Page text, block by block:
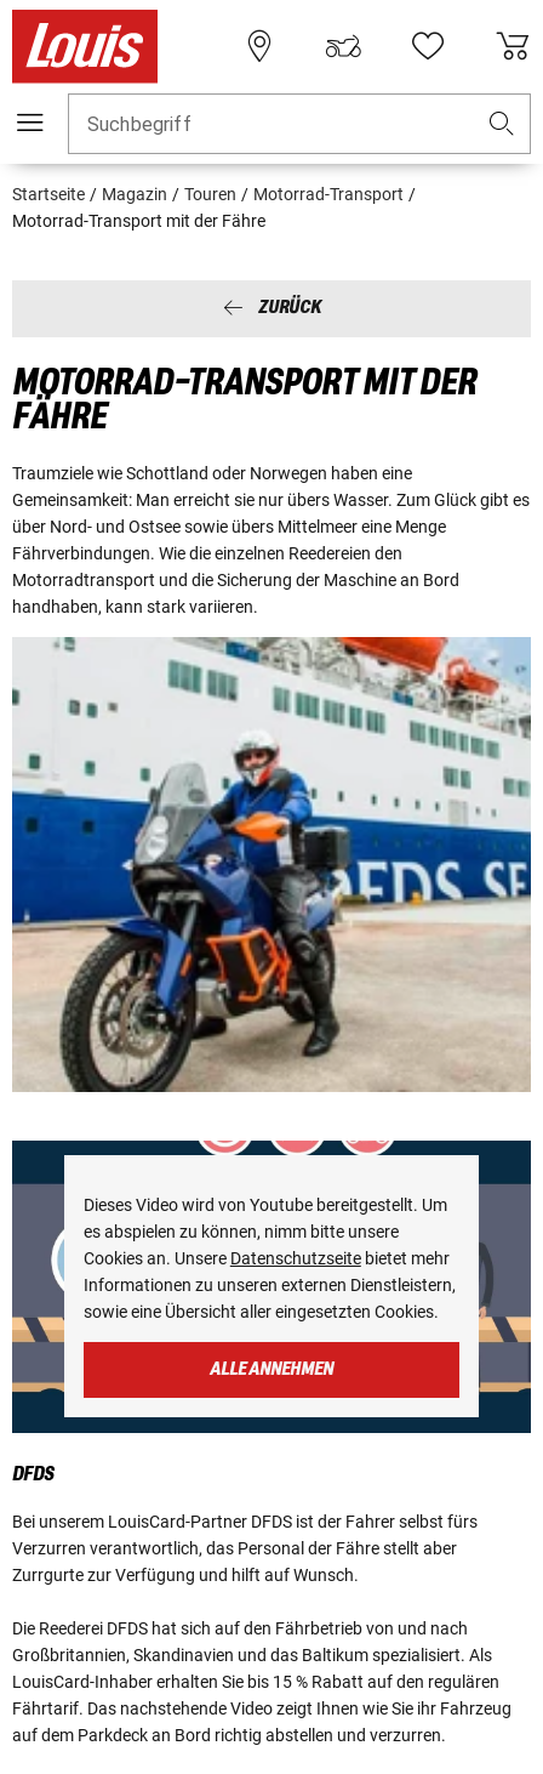
Suchbegriff
Startseite Magazin Touren
Motorrad-Transport
Motorrad-Transport mit der Fähre
ZURÜCK
MOTORRAD-TRANSPORT MIT DER
FÄHRE
Traumziele wie Schottland oder Norwegen haben eine
Gemeinsamkeit: Man erreicht sie nur übers Wasser. Zum Glück gibt es
über Nord- und Ostsee sowie übers Mittelmeer eine Menge
Fährverbindungen. Wie die einzelnen Reedereien den
Motorradtransport und die Sicherung der Maschine an Bord
handhaben, kann stark variieren.
Dieses Video wird von Youtube bereitgestellt. Um
es abspielen zu können, nimm bitte unsere
Cookies an. Unsere Datenschutzseitebietet mehr
Informationen zu unseren externen Dienstleistern,
sowie eine Übersicht aller eingesetzten Cookies.
ALLE ANNEHMEN
DFDS
Bei unserem LouisCard-Partner DFDS ist der Fahrer selbst fürs
Verzurren verantwortlich, das Personal der Fähre stellt aber
Zurrgurte zur Verfügung und hilft auf Wunsch.
Die Reederei DFDS hat sich auf den Fährbetrieb von und nach
Großbritannien, Skandinavien und das Baltikum spezialisiert. Als
LouisCard-Inhaber erhalten Sie bis 15 % Rabatt auf den regulären
Fährtarif. Das nachstehende Video zeigt Ihnen wie Sie ihr Fahrzeug
auf dem Parkdeck an Bord richtig abstellen und verzurren.